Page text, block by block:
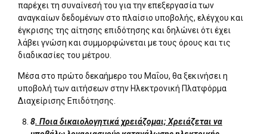
παρέχει τη συναίνεσή του για την επεξεργασία των
αναγκαίων δεδομένων στο πλαίσιο υποβολής, ελέγχου και
έγκρισης της αίτησης επιδότησης και δηλώνει ότι έχει
λάβει γνώση και συμμορφώνεται με τους όρους και τις
διαδικασίες του μέτρου.
Μέσα στο πρώτο δεκαήμερο του Μαΐου, θα ξεκινήσει η
υποβολή των αιτήσεων στην Ηλεκτρονική Πλατφόρμα
Διαχείρισης Επιδότησης.
8. Ποια δικαιολογητικά χρειάζομαι; Χρειάζεται να